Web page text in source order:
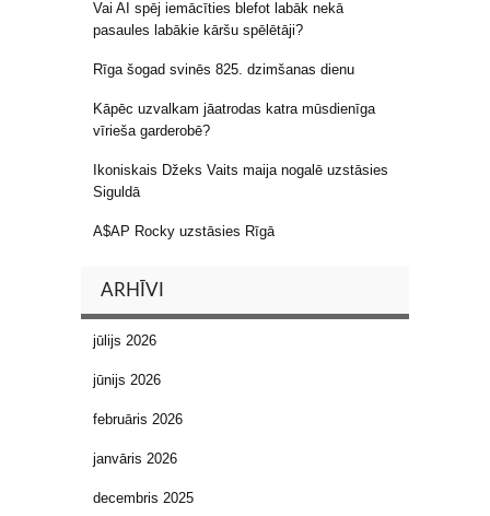
Vai AI spēj iemācīties blefot labāk nekā
pasaules labākie kāršu spēlētāji?
Rīga šogad svinēs 825. dzimšanas dienu
Kāpēc uzvalkam jāatrodas katra mūsdienīga
vīrieša garderobē?
Ikoniskais Džeks Vaits maija nogalē uzstāsies
Siguldā
A$AP Rocky uzstāsies Rīgā
ARHĪVI
jūlijs 2026
jūnijs 2026
februāris 2026
janvāris 2026
decembris 2025